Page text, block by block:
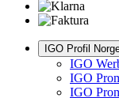
IGO Profil
IGO
IGO
IGO